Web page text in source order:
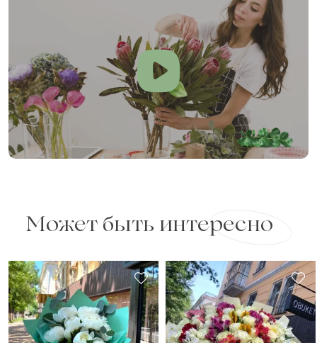
Может быть интересно